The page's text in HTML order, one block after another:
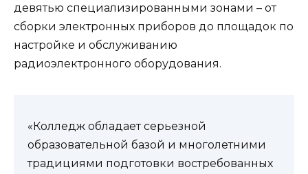
девятью специализированными зонами – от
сборки электронных приборов до площадок по
настройке и обслуживанию
радиоэлектронного оборудования.
«Колледж обладает серьезной
образовательной базой и многолетними
традициями подготовки востребованных